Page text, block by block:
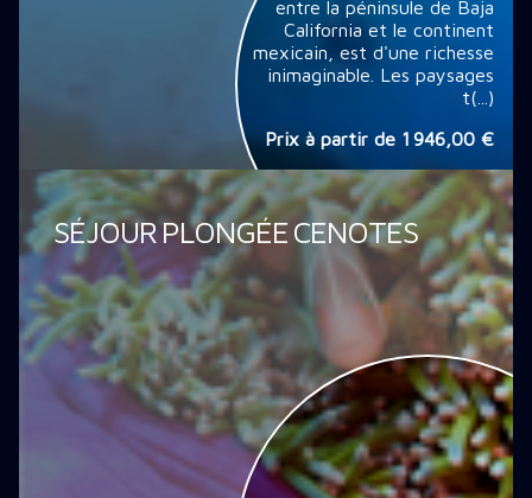
entre la péninsule de Baja
California et le continent
mexicain, est d'une richesse
inimaginable. Les paysages
t(...)
Prix à partir de 1 946,00 €
SÉJOUR PLONGÉE CENOTES